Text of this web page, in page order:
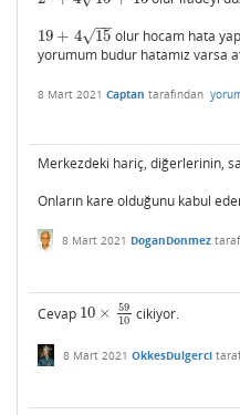
19 + 4 15
−−
√
19 +4 15
olur hocam hata
yorumum budur hatamız varsa
8 Mart 2021 Captan tarafından
Merkezdeki hariç, diğerlerinin,
Onların kare olduğunu kabul
8 Mart 2021 DoganDonmez
Cevap 10 ×
59
10
10 ×5910 cikiyor.
8 Mart 2021 OkkesDulgerci